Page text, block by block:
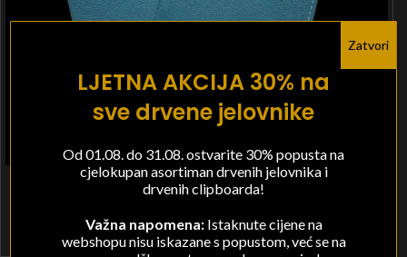
Etui za račune
10,00€–17,00€ + PDV
LJETNA AKCIJA 30% na
sve drvene jelovnike
Od 01.08. do 31.08. ostvarite 30% popusta na
cjelokupan asortiman drvenih jelovnika i
drvenih clipboarda!
Važna napomena:Istaknute cijene na
webshopu nisu iskazane s popustom, već se na
Zatvori